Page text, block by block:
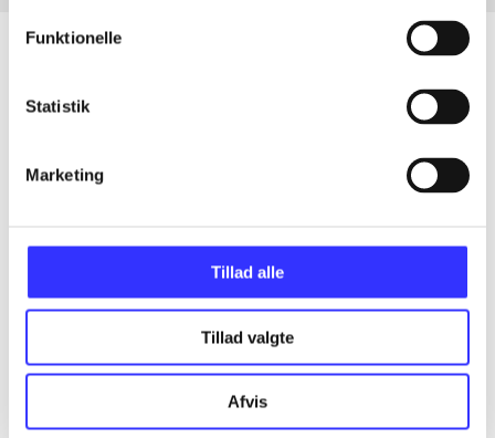
Funktionelle
Statistik
Marketing
Tillad alle
Tillad valgte
Afvis
Artikler
...